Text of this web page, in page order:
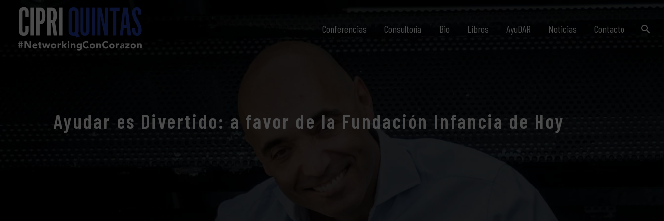
Conferencias Consultoría Bio Libros AyuDAR Noticias Contacto
Ayudar es Divertido: a favor de la Fundación Infancia de Hoy